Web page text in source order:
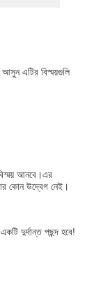
এটির বিস্ময়গুলি
আনবে।এর
কোন উদ্বেগ নেই।
দুর্দান্ত পছন্দ হবে!